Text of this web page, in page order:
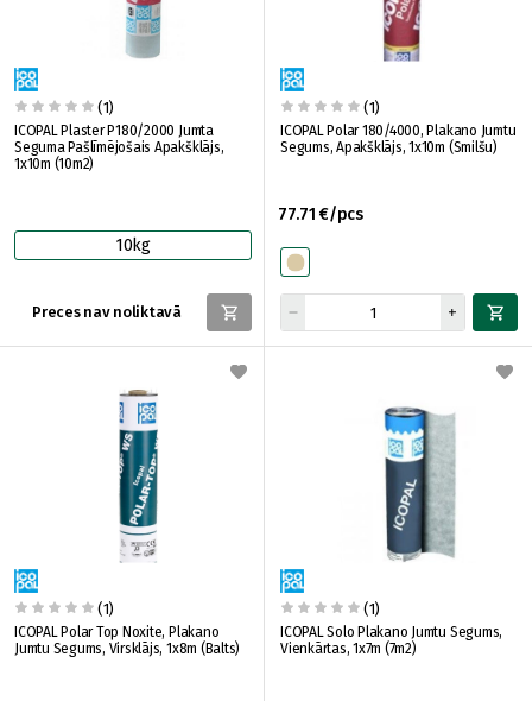
(1)
ICOPAL Plaster P180/2000 Jumta
Seguma Pašlīmējošais Apakšklājs,
1x10m (10m2)
10kg
Preces nav noliktavā
(1)
ICOPAL Polar 180/4000, Plakano Jumtu
Segums, Apakšklājs, 1x10m (Smilšu)
77.71 €/pcs
(1)
ICOPAL Polar Top Noxite, Plakano
Jumtu Segums, Virsklājs, 1x8m (Balts)
(1)
ICOPAL Solo Plakano Jumtu Segums,
Vienkārtas, 1x7m (7m2)